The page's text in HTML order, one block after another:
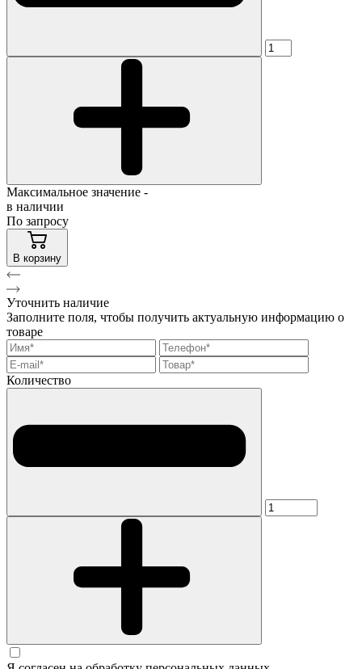
Максимальное значение -
в наличии
По запросу
В корзину
Уточнить наличие
Заполните поля, чтобы получить актуальную информацию о
товаре
Количество